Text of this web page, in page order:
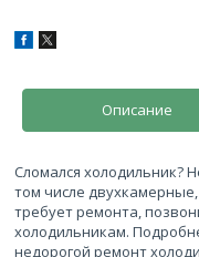
Описание
Сломался холодильник?
том числе
требует ремонта,
холодильникам.
недорогой ремонт